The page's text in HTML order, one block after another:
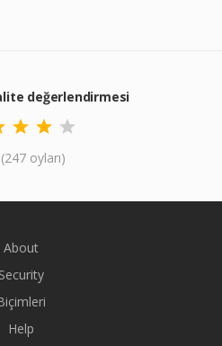
değerlendirmesi
(247 oyları)
About
Security
Help